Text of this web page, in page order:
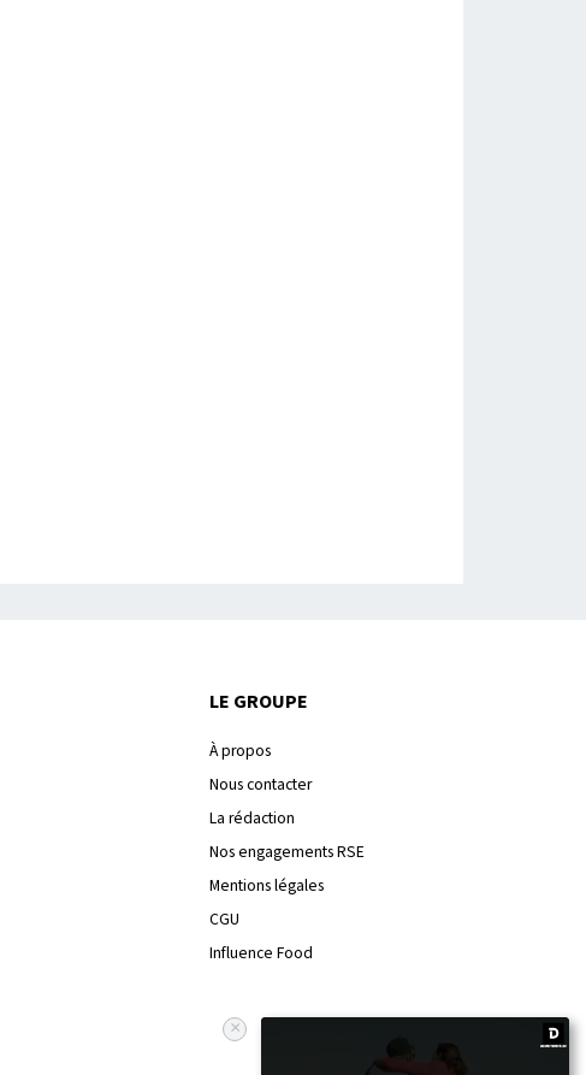
×
LE GROUPE
À propos
Nous contacter
La rédaction
Nos engagements RSE
Mentions légales
CGU
Influence Food